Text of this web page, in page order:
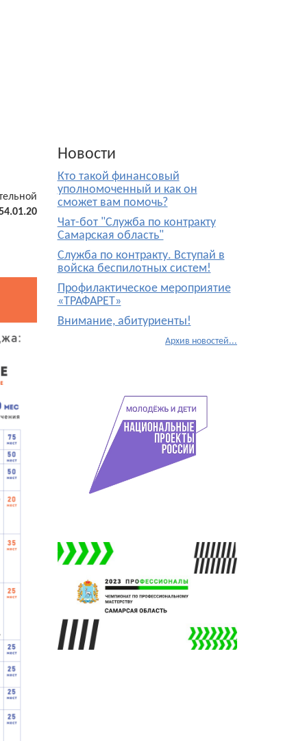
Новости
Кто такой финансовый
уполномоченный и как он
сможет вам помочь?
Чат-бот "Служба по контракту
Самарская область"
Служба по контракту. Вступай в
войска беспилотных систем!
Профилактическое мероприятие
«ТРАФАРЕТ»
Внимание, абитуриенты!
Архив новостей...